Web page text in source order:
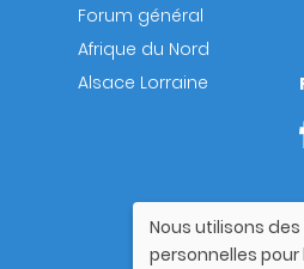
Forum général
Afrique du Nord
Alsace Lorraine
Utilisation
Nous utilisons
personnelles